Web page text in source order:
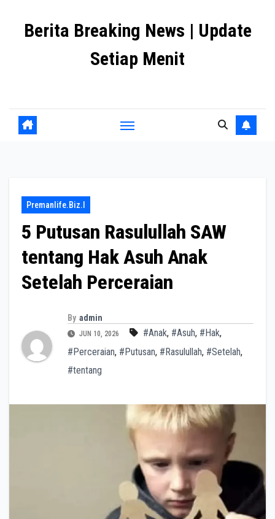
Berita Breaking News | Update
Setiap Menit
Premanlife.biz.i
5 Putusan Rasulullah SAW
tentang Hak Asuh Anak
Setelah Perceraian
By admin
JUN 10, 2026 #Anak, #Asuh, #Hak,
#Perceraian, #Putusan, #Rasulullah, #Setelah,
#tentang